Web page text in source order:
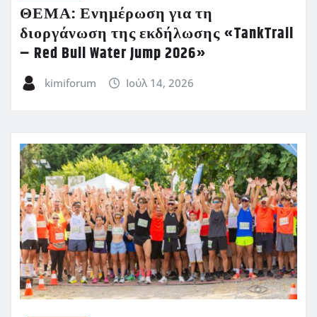
ΘΕΜΑ: Ενημέρωση για τη
διοργάνωση της εκδήλωσης «TankTrail
– Red Bull Water Jump 2026»
kimiforum Ιούλ 14, 2026